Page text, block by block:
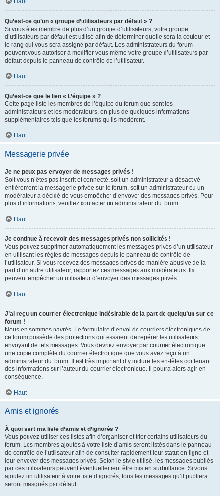
Haut
Qu’est-ce qu’un « groupe d’utilisateurs par défaut » ?
Si vous êtes membre de plus d’un groupe d’utilisateurs, votre groupe
d’utilisateurs par défaut est utilisé afin de déterminer quelle sera la couleur et
le rang qui vous sera assigné par défaut. Les administrateurs du forum
peuvent vous autoriser à modifier vous-même votre groupe d’utilisateurs par
défaut depuis le panneau de contrôle de l’utilisateur.
Haut
Qu’est-ce que le lien « L’équipe » ?
Cette page liste les membres de l’équipe du forum que sont les
administrateurs et les modérateurs, en plus de quelques informations
supplémentaires tels que les forums qu’ils modèrent.
Haut
Messagerie privée
Je ne peux pas envoyer de messages privés !
Soit vous n’êtes pas inscrit et connecté, soit un administrateur a désactivé
entièrement la messagerie privée sur le forum, soit un administrateur ou un
modérateur a décidé de vous empêcher d’envoyer des messages privés. Pour
plus d’informations, veuillez contacter un administrateur du forum.
Haut
Je continue à recevoir des messages privés non sollicités !
Vous pouvez supprimer automatiquement les messages privés d’un utilisateur
en utilisant les règles de messages depuis le panneau de contrôle de
l’utilisateur. Si vous recevez des messages privés de manière abusive de la
part d’un autre utilisateur, rapportez ces messages aux modérateurs. Ils
peuvent empêcher un utilisateur d’envoyer des messages privés.
Haut
J’ai reçu un courrier électronique indésirable de la part de quelqu’un sur ce
forum !
Nous en sommes navrés. Le formulaire d’envoi de courriers électroniques de
ce forum possède des protections qui essaient de repérer les utilisateurs
envoyant de tels messages. Vous devriez envoyer par courrier électronique
une copie complète du courrier électronique que vous avez reçu à un
administrateur du forum. Il est très important d’y inclure les en-têtes contenant
des informations sur l’auteur du courrier électronique. Il pourra alors agir en
conséquence.
Haut
Amis et ignorés
À quoi sert ma liste d’amis et d’ignorés ?
Vous pouvez utiliser ces listes afin d’organiser et trier certains utilisateurs du
forum. Les membres ajoutés à votre liste d’amis seront listés dans le panneau
de contrôle de l’utilisateur afin de consulter rapidement leur statut en ligne et
leur envoyer des messages privés. Selon le style utilisé, les messages publiés
par ces utilisateurs peuvent éventuellement être mis en surbrillance. Si vous
ajoutez un utilisateur à votre liste d’ignorés, tous les messages qu’il publiera
seront masqués par défaut.